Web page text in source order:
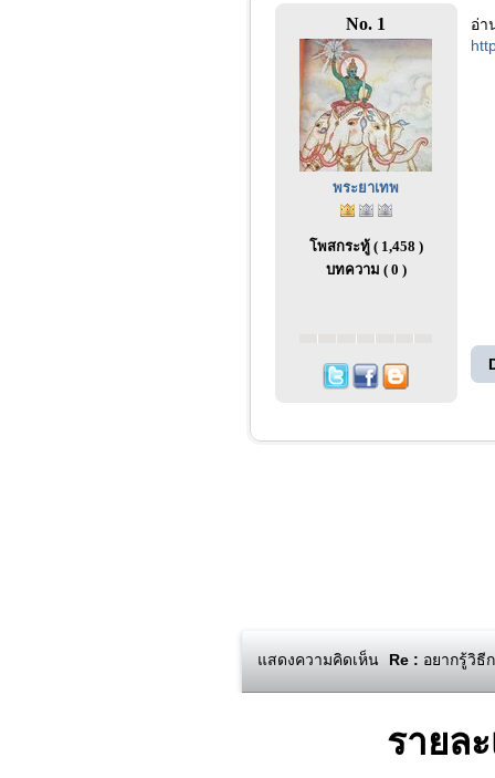
No. 1
พระยาเทพ
โพสกระทู้ ( 1,458 )
บทความ ( 0 )
อ่า
แสดงความคิดเห็น Re : อยากรู้วิธี
รายล